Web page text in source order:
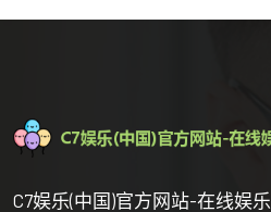
C7娱乐(中国)官方网站-在线娱